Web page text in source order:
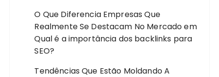
O Que Diferencia Empresas Que
Realmente Se Destacam No Mercadoem
Qual é a importância dos backlinks para
SEO?
Tendências Que Estão Moldando A